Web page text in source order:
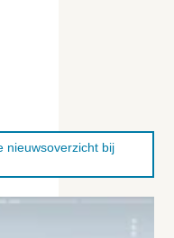
nieuwsoverzicht bij